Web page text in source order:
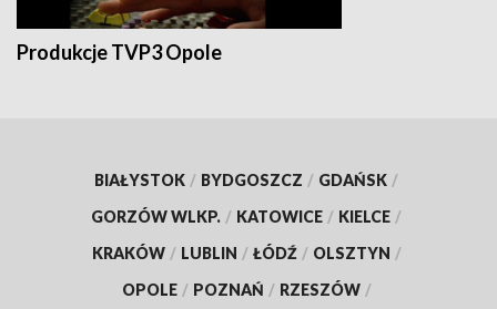
Produkcje TVP3 Opole
BIAŁYSTOK / BYDGOSZCZ / GDAŃSK /
GORZÓW WLKP. / KATOWICE / KIELCE /
KRAKÓW / LUBLIN / ŁÓDŹ / OLSZTYN /
OPOLE / POZNAŃ / RZESZÓW /